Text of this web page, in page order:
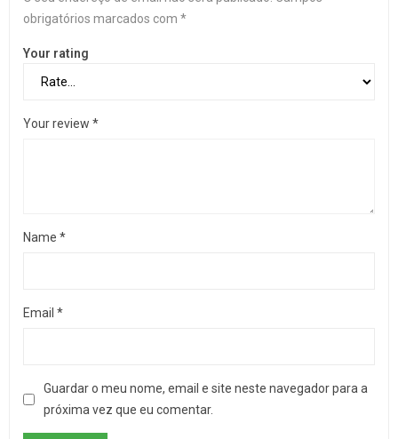
obrigatórios marcados com *
Your rating
Your review *
Name *
Email *
Guardar o meu nome, email e site neste navegador para a
próxima vez que eu comentar.